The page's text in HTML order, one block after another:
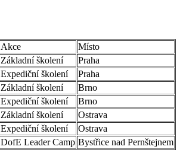
Akce
Místo
Základní školení
Praha
Expediční školení
Praha
Základní školení
Brno
Expediční školení
Brno
Základní školení
Ostrava
Expediční školení
Ostrava
DofE Leader Camp Bystřice nad Pernštejnem